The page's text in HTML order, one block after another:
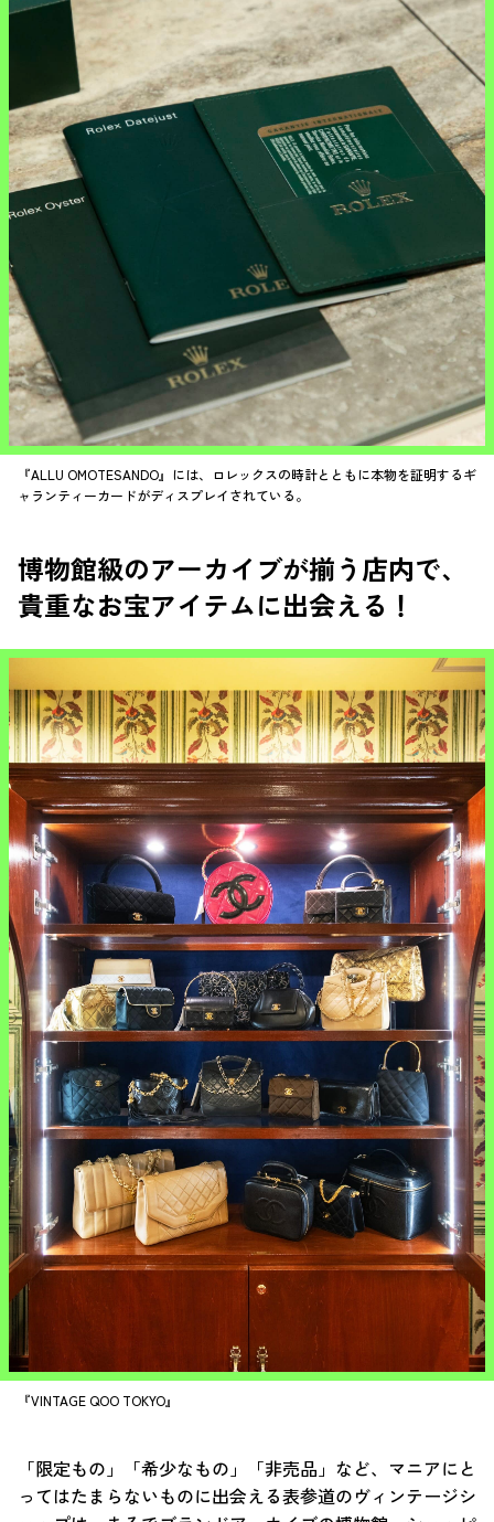
『ALLU OMOTESANDO』には、ロレックスの時計とともに本物を証明するギ
ャランティーカードがディスプレイされている。
博物館級のアーカイブが揃う店内で、
貴重なお宝アイテムに出会える！
『VINTAGE QOO TOKYO』
「限定もの」「希少なもの」「非売品」など、マニアにと
ってはたまらないものに出会える表参道のヴィンテージシ